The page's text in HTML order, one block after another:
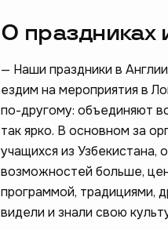
О праздниках
— Наши праздники в
ездим на мероприятия в
по-другому: объединяют
так ярко. В основном за
учащихся из Узбекистана,
возможностей больше,
программой, традициями,
видели и знали свою